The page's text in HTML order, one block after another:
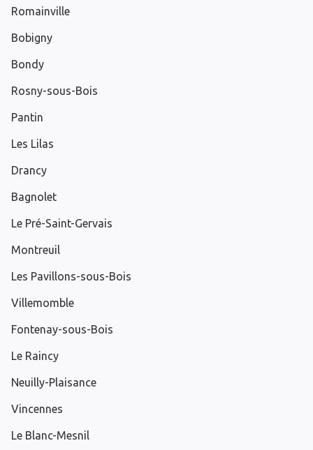
Romainville
Bobigny
Bondy
Rosny-sous-Bois
Pantin
Les Lilas
Drancy
Bagnolet
Le Pré-Saint-Gervais
Montreuil
Les Pavillons-sous-Bois
Villemomble
Fontenay-sous-Bois
Le Raincy
Neuilly-Plaisance
Vincennes
Le Blanc-Mesnil